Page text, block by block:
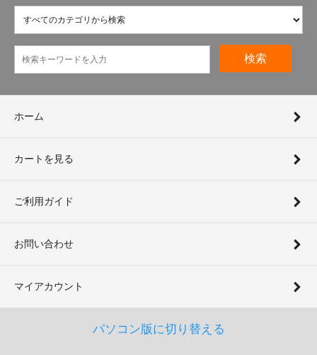
検索
ホーム
カートを見る
ご利用ガイド
お問い合わせ
マイアカウント
パソコン版に切り替える